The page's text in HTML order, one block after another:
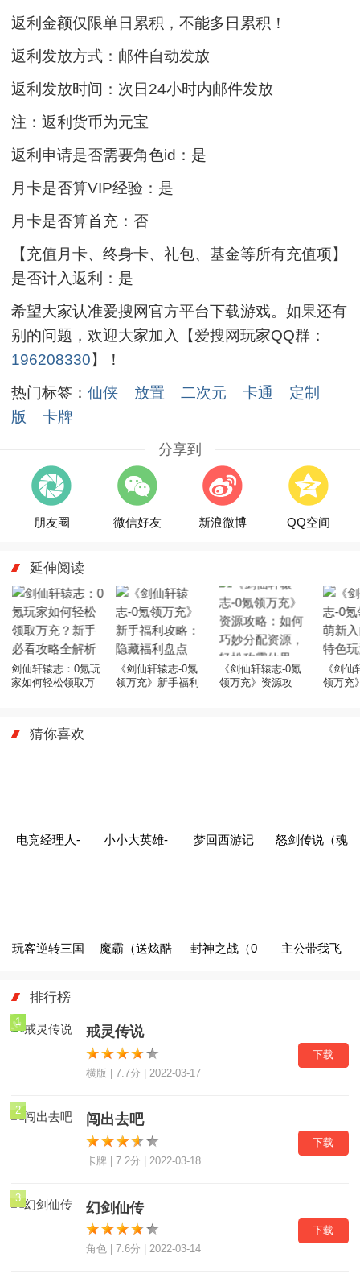
返利金额仅限单日累积，不能多日累积！
返利发放方式：邮件自动发放
返利发放时间：次日24小时内邮件发放
注：返利货币为元宝
返利申请是否需要角色id：是
月卡是否算VIP经验：是
月卡是否算首充：否
【充值月卡、终身卡、礼包、基金等所有充值项】
是否计入返利：是
希望大家认准爱搜网官方平台下载游戏。如果还有
别的问题，欢迎大家加入【爱搜网玩家QQ群：
196208330】！
热门标签：仙侠 放置 二次元 卡通
定制
版
卡牌
分享到
朋友圈 微信好友 新浪微博 QQ空间
延伸阅读
剑仙轩辕志：0氪玩
家如何轻松领取万
《剑仙轩辕志-0氪
领万充》新手福利
《剑仙轩辕志-0氪
领万充》资源攻
《剑仙
领万充
猜你喜欢
电竞经理人- 小小大英雄- 梦回西游记 怒剑传说（魂
玩客逆转三国
充）
魔霸（送炫酷 封神之战（0 主公带我飞
排行榜
1
戒灵传说
横版 | 7.7分 | 2022-03-17
下载
2
闯出去吧
卡牌 | 7.2分 | 2022-03-18
下载
3
幻剑仙传
角色 | 7.6分 | 2022-03-14
下载